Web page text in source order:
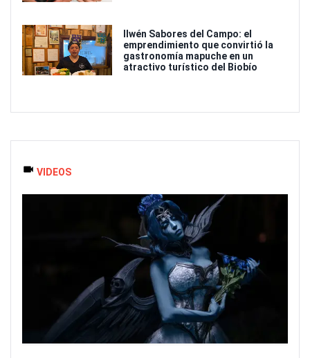
Ilwén Sabores del Campo: el
emprendimiento que convirtió la
gastronomía mapuche en un
atractivo turístico del Biobío
VIDEOS